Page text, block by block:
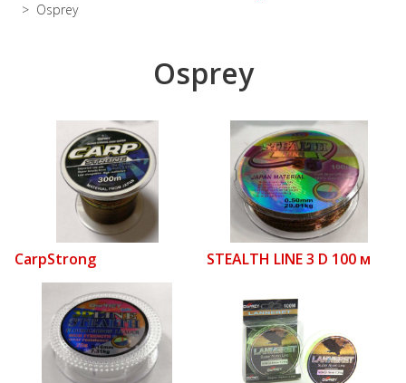
> Osprey
Osprey
CarpStrong STEALTH LINE 3 D 100 м